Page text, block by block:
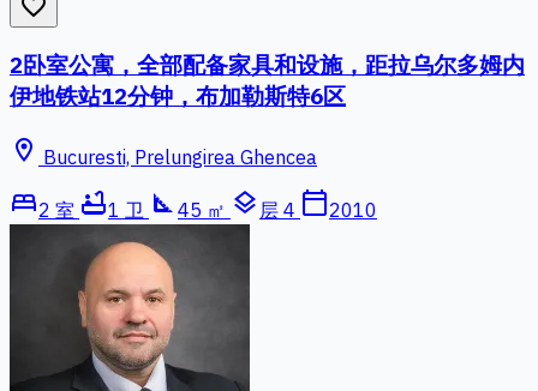
favorite_border
2卧室公寓，全部配备家具和设施，距拉乌尔多姆内
伊地铁站12分钟，布加勒斯特6区
location_on Bucuresti, Prelungirea Ghencea
bed2 室 bathtub1 卫 square_foot 45 ㎡ layers 层 4 calendar_today2010